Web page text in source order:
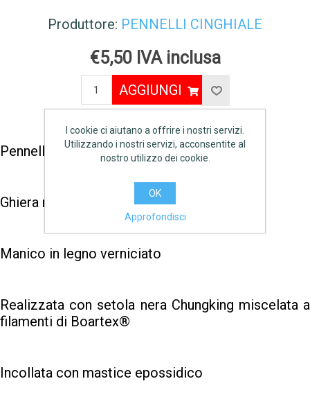
Produttore: PENNELLI CINGHIALE
€5,50 IVA inclusa
AGGIUNGI
Pennellessa professionale
Ghiera ramata
Manico in legno verniciato
Realizzata con setola nera Chungking miscelata a
filamenti di Boartex®
Incollata con mastice epossidico
I cookie ci aiutano a offrire i nostri servizi.
Utilizzando i nostri servizi, acconsentite al
nostro utilizzo dei cookie.
OK
Approfondisci